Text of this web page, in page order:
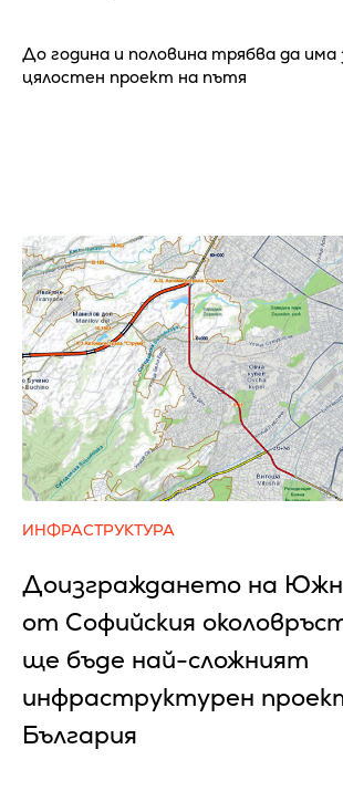
До година и половина трябва да има
цялостен проект на пътя
ИНФРАСТРУКТУРА
Доизграждането на
от Софийския
ще бъде най-сложният
инфраструктурен
България